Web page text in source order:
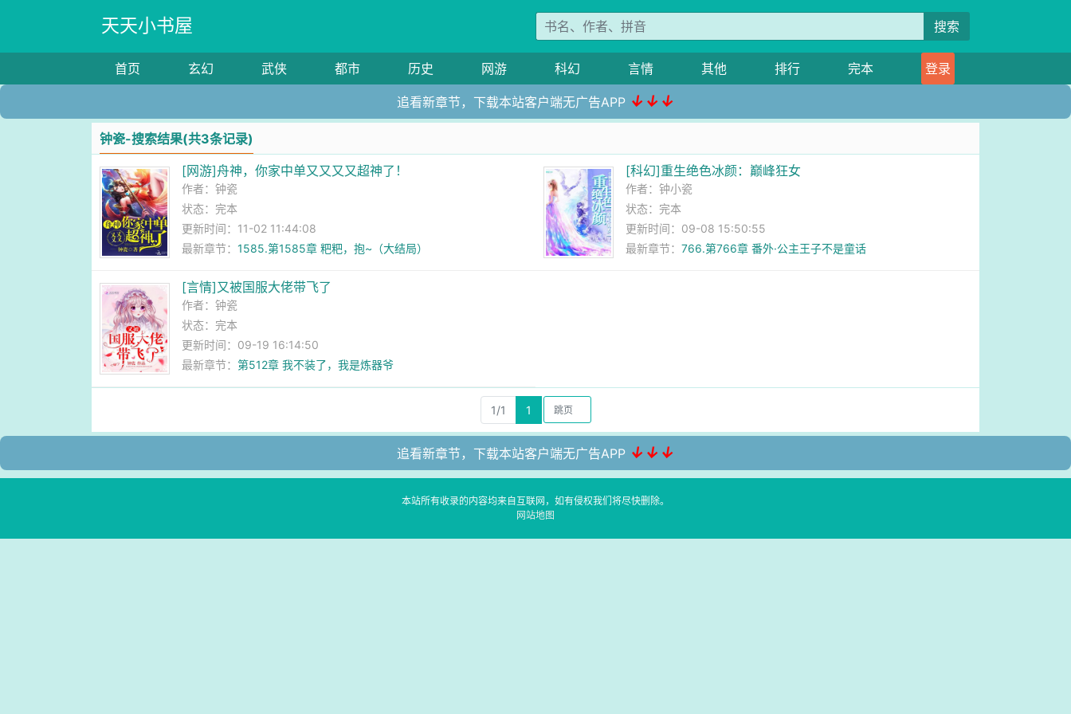
天天小书屋 搜索
首页 玄幻 武侠 都市 历史 网游 科幻 言情 其他 排行 完本 登录
追看新章节，下载本站客户端无广告APP ↓↓↓
钟瓷-搜索结果(共3条记录)
[网游]舟神，你家中单又又又又超神了！
作者：钟瓷
状态：完本
更新时间：11-02 11:44:08
最新章节：1585.第1585章 粑粑，抱~（大结局）
[科幻]重生绝色冰颜：巅峰狂女
作者： 钟小瓷
状态：完本
更新时间：09-08 15:50:55
最新章节： 766.第766章 番外·公主王子不是童话
[言情]又被国服大佬带飞了
作者：钟瓷
状态：完本
更新时间：09-19 16:14:50
最新章节：第512章 我不装了，我是炼器爷
1/1 1
追看新章节，下载本站客户端无广告APP ↓↓↓
本站所有收录的内容均来自互联网，如有侵权我们将尽快删除。
网站地图